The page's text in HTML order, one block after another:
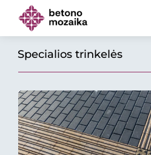
Specialios trinkelės